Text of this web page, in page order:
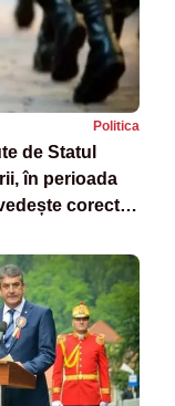
Politica
de Statul
în perioada
corectă